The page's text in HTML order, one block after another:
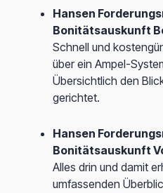
Hansen
Bonitätsauskunft
Schnell und
über ein Ampel-
Übersichtlich den
gerichtet.
Hansen
Bonitätsauskunft
Alles drin und damit
umfassenden